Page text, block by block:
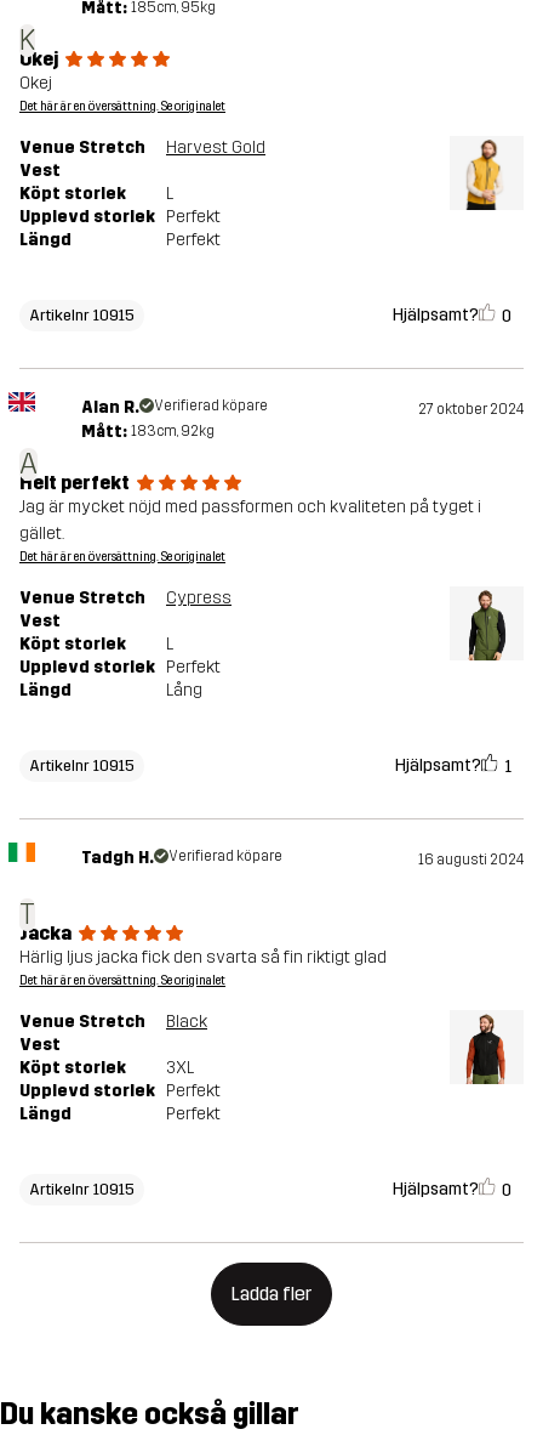
K
Mått: 185cm, 95kg
Okej
Okej
Det här är en översättning. Se originalet
Venue Stretch
Vest
Harvest Gold
Köpt storlek
L
Upplevd storlek Perfekt
Längd
Perfekt
Artikelnr 10915 Hjälpsamt? 0
A
Alan R. Verifierad köpare 27 oktober 2024
Mått: 183cm, 92kg
Helt perfekt
Jag är mycket nöjd med passformen och kvaliteten på tyget i
gället.
Det här är en översättning. Se originalet
Venue Stretch
Vest
Cypress
Köpt storlek
L
Upplevd storlek Perfekt
Längd
Lång
Artikelnr 10915 Hjälpsamt? 1
T
Tadgh H. Verifierad köpare 16 augusti 2024
Jacka
Härlig ljus jacka fick den svarta så fin riktigt glad
Det här är en översättning. Se originalet
Venue Stretch
Vest
Black
Köpt storlek
3XL
Upplevd storlek Perfekt
Längd
Perfekt
Artikelnr 10915 Hjälpsamt? 0
Ladda fler
Du kanske också gillar